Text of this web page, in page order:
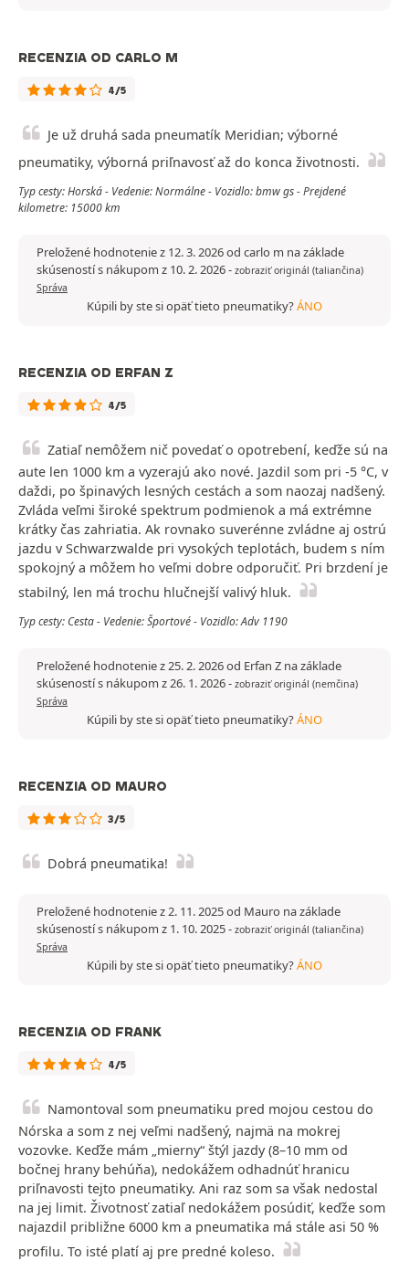
RECENZIA OD CARLO M
4/5
Je už druhá sada pneumatík Meridian; výborné
pneumatiky, výborná priľnavosť až do konca životnosti.
Typ cesty: Horská - Vedenie: Normálne - Vozidlo: bmw gs - Prejdené
kilometre: 15000 km
Preložené hodnotenie z 12. 3. 2026 od carlo m na základe
skúseností s nákupom z 10. 2. 2026- zobraziť originál (taliančina)
Správa
Kúpili by ste si opäť tieto pneumatiky?ÁNO
RECENZIA OD ERFAN Z
4/5
Zatiaľ nemôžem nič povedať o opotrebení, keďže sú na
aute len 1000 km a vyzerajú ako nové. Jazdil som pri -5 °C, v
daždi, po špinavých lesných cestách a som naozaj nadšený.
Zvláda veľmi široké spektrum podmienok a má extrémne
krátky čas zahriatia. Ak rovnako suverénne zvládne aj ostrú
jazdu v Schwarzwalde pri vysokých teplotách, budem s ním
spokojný a môžem ho veľmi dobre odporučiť. Pri brzdení je
stabilný, len má trochu hlučnejší valivý hluk.
Typ cesty: Cesta - Vedenie: Športové - Vozidlo: Adv 1190
Preložené hodnotenie z 25. 2. 2026 od Erfan Z na základe
skúseností s nákupom z 26. 1. 2026- zobraziť originál (nemčina)
Správa
Kúpili by ste si opäť tieto pneumatiky?ÁNO
RECENZIA OD MAURO
3/5
Dobrá pneumatika!
Preložené hodnotenie z 2. 11. 2025 od Mauro na základe
skúseností s nákupom z 1. 10. 2025- zobraziť originál (taliančina)
Správa
Kúpili by ste si opäť tieto pneumatiky?ÁNO
RECENZIA OD FRANK
4/5
Namontoval som pneumatiku pred mojou cestou do
Nórska a som z nej veľmi nadšený, najmä na mokrej
vozovke. Keďže mám „mierny“ štýl jazdy (8–10 mm od
bočnej hrany behúňa), nedokážem odhadnúť hranicu
priľnavosti tejto pneumatiky. Ani raz som sa však nedostal
na jej limit. Životnosť zatiaľ nedokážem posúdiť, keďže som
najazdil približne 6000 km a pneumatika má stále asi 50 %
profilu. To isté platí aj pre predné koleso.